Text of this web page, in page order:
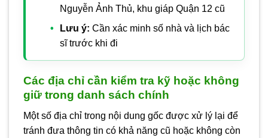
Nguyễn Ảnh Thủ, khu giáp Quận 12 cũ
Lưu ý: Cần xác minh số nhà và lịch bác
sĩ trước khi đi
Các địa chỉ cần kiểm tra kỹ hoặc không
giữ trong danh sách chính
Một số địa chỉ trong nội dung gốc được xử lý lại để
tránh đưa thông tin có khả năng cũ hoặc không còn